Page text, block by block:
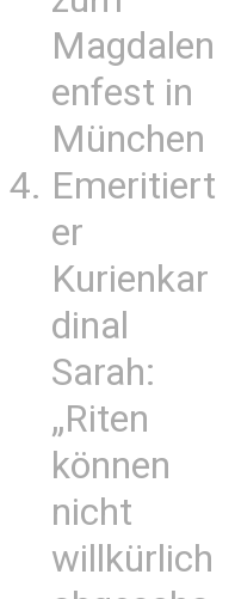
Magdalen
enfest in
München
Emeritiert
er
Kurienkar
dinal
Sarah:
„Riten
können
nicht
willkürlich